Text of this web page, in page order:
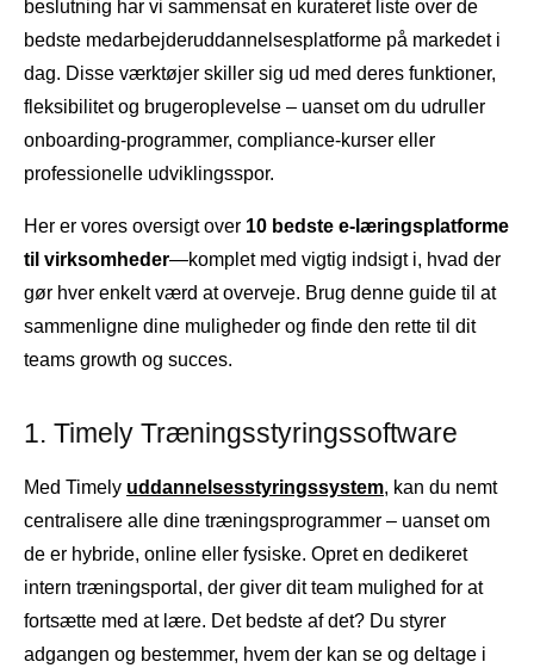
beslutning har vi sammensat en kurateret liste over de
bedste medarbejderuddannelsesplatforme på markedet i
dag. Disse værktøjer skiller sig ud med deres funktioner,
fleksibilitet og brugeroplevelse – uanset om du udruller
onboarding-programmer, compliance-kurser eller
professionelle udviklingsspor.
Her er vores oversigt over 10 bedste e-læringsplatforme
til virksomheder—komplet med vigtig indsigt i, hvad der
gør hver enkelt værd at overveje. Brug denne guide til at
sammenligne dine muligheder og finde den rette til dit
teams growth og succes.
1. Timely Træningsstyringssoftware
Med Timely uddannelsesstyringssystem, kan du nemt
centralisere alle dine træningsprogrammer – uanset om
de er hybride, online eller fysiske. Opret en dedikeret
intern træningsportal, der giver dit team mulighed for at
fortsætte med at lære. Det bedste af det? Du styrer
adgangen og bestemmer, hvem der kan se og deltage i